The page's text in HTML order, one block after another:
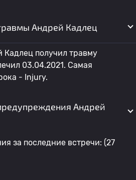
Андрей Кадлец
получил травму
03.04.2021. Самая
- Injury.
Андрей
за последние встречи: (27